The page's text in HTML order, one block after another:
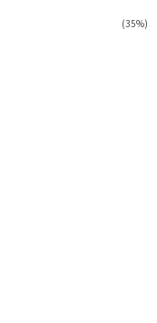
(35%)